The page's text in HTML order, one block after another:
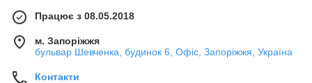
Працює з 08.05.2018
м. Запоріжжя
бульвар Шевченка, будинок 6, Офіс, Запоріжжя, Україна
Контакти